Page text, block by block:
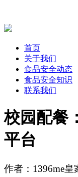
首页
关于我们
食品安全动态
食品安全知识
联系我们
校园配餐
平台
作者：1396me皇